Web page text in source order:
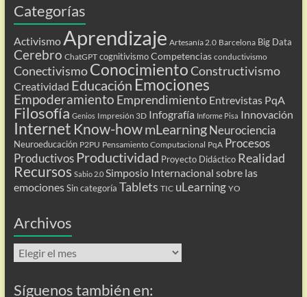
Categorías
Activismo Aprendizaje Artesanía 2.0 Barcelona Big Data
Cerebro ChatGPT cognitivismo Competencias conductivismo
ConectivismoConocimientoConstructivismo
Creatividad Educación Emociones
Empoderamiento Emprendimiento Entrevistas PqA
Filosofía Genios Impresión 3D Infografía Informe Pisa Innovación
Internet Know-howmLearning Neurociencia
Neuroeducación P2PU Pensamiento Computacional PqA Procesos
Productivos Productividad Proyecto Didáctico Realidad
Recursos Sabio 2.0 Simposio Internacional sobre las
emociones Sin categoría Tablets TIC uLearning YO
Archivos
Archivos
Síguenos también en: